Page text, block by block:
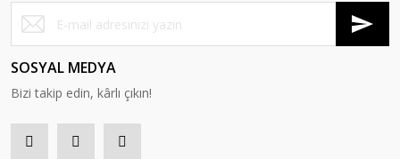
SOSYAL MEDYA
Bizi takip edin, kârlı çıkın!